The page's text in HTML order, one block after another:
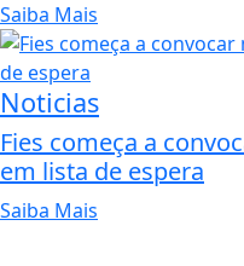
Saiba Mais
Noticias
Fies começa a
em lista de espera
Saiba Mais